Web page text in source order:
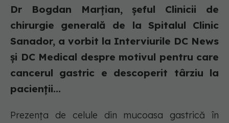
Dr Bogdan Marțian, șeful Clinicii de
chirurgie generală de la Spitalul Clinic
Sanador, a vorbit la Interviurile DC News
și DC Medical despre motivul pentru care
cancerul gastric e descoperit târziu la
pacienții...
Prezența de celule din mucoasa gastrică în